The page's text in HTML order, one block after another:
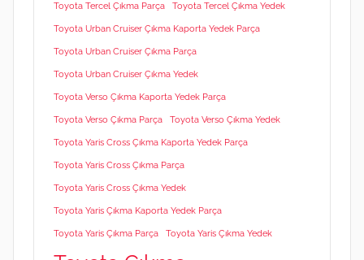
Toyota Tercel Çıkma Parça Toyota Tercel Çıkma Yedek
Toyota Urban Cruiser Çıkma Kaporta Yedek Parça
Toyota Urban Cruiser Çıkma Parça
Toyota Urban Cruiser Çıkma Yedek
Toyota Verso Çıkma Kaporta Yedek Parça
Toyota Verso Çıkma Parça Toyota Verso Çıkma Yedek
Toyota Yaris Cross Çıkma Kaporta Yedek Parça
Toyota Yaris Cross Çıkma Parça
Toyota Yaris Cross Çıkma Yedek
Toyota Yaris Çıkma Kaporta Yedek Parça
Toyota Yaris Çıkma Parça Toyota Yaris Çıkma Yedek